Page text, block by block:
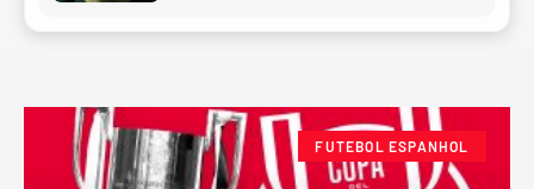
FUTEBOL ESPANHOL